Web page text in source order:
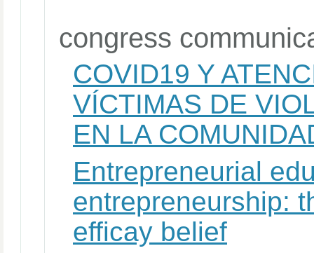
congress
COVID19 Y
VÍCTIMAS DE
EN LA
Entrepreneurial
entrepreneurship:
efficay belief